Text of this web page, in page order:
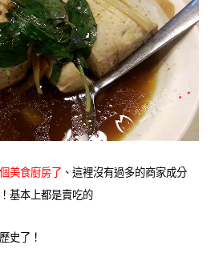
美食廚房了 、這裡沒有過多的商家成分
基本上都是賣吃的
史了！